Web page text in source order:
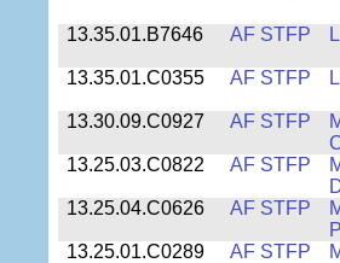
13.35.01.B7646 AF STFP
13.35.01.C0355 AF STFP
13.30.09.C0927 AF STFP
13.25.03.C0822
AF STFP
13.25.04.C0626
AF STFP
13.25.01.C0289
AF STFP